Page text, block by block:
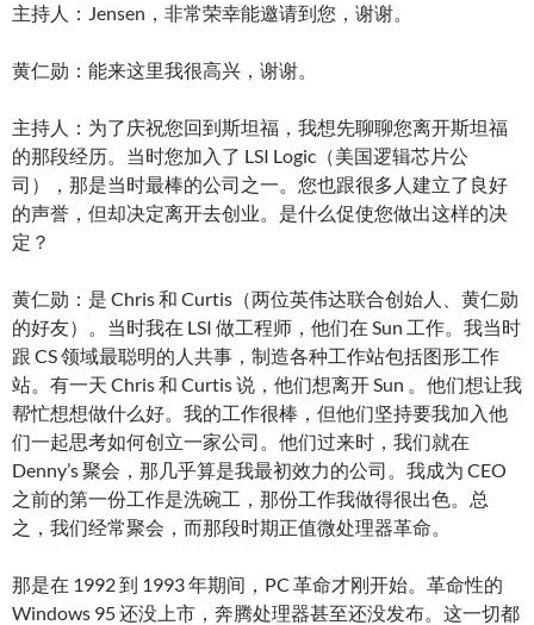
主持人：Jensen，非常荣幸能邀请到您，谢谢。
黄仁勋：能来这里我很高兴，谢谢。
主持人：为了庆祝您回到斯坦福，我想先聊聊您离开斯坦福
的那段经历。当时您加入了 LSI Logic（美国逻辑芯片公
司），那是当时最棒的公司之一。您也跟很多人建立了良好
的声誉，但却决定离开去创业。是什么促使您做出这样的决
定？
黄仁勋：是 Chris 和 Curtis（两位英伟达联合创始人、黄仁勋
的好友）。当时我在 LSI 做工程师，他们在 Sun 工作。我当时
跟 CS 领域最聪明的人共事，制造各种工作站包括图形工作
站。有一天 Chris 和 Curtis 说，他们想离开 Sun 。他们想让我
帮忙想想做什么好。我的工作很棒，但他们坚持要我加入他
们一起思考如何创立一家公司。他们过来时，我们就在
Denny’s 聚会，那几乎算是我最初效力的公司。我成为 CEO
之前的第一份工作是洗碗工，那份工作我做得很出色。总
之，我们经常聚会，而那段时期正值微处理器革命。
那是在 1992 到 1993 年期间，PC 革命才刚开始。革命性的
Windows 95 还没上市，奔腾处理器甚至还没发布。这一切都